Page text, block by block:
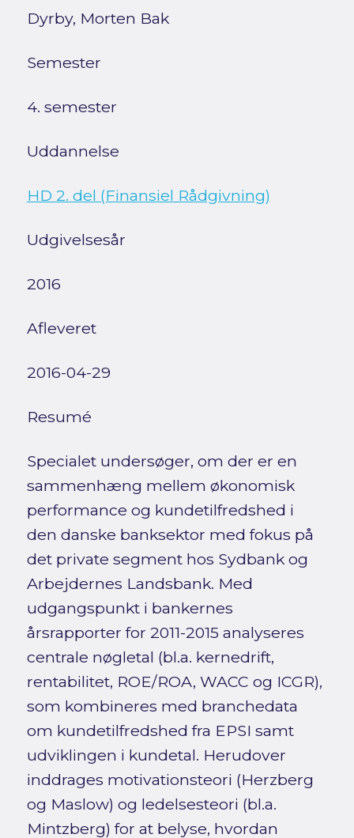
Dyrby, Morten Bak
Semester
4. semester
Uddannelse
HD 2. del (Finansiel Rådgivning)
Udgivelsesår
2016
Afleveret
2016-04-29
Resumé
Specialet undersøger, om der er en
sammenhæng mellem økonomisk
performance og kundetilfredshed i
den danske banksektor med fokus på
det private segment hos Sydbank og
Arbejdernes Landsbank. Med
udgangspunkt i bankernes
årsrapporter for 2011-2015 analyseres
centrale nøgletal (bl.a. kernedrift,
rentabilitet, ROE/ROA, WACC og ICGR),
som kombineres med branchedata
om kundetilfredshed fra EPSI samt
udviklingen i kundetal. Herudover
inddrages motivationsteori (Herzberg
og Maslow) og ledelsesteori (bl.a.
Mintzberg) for at belyse, hvordan